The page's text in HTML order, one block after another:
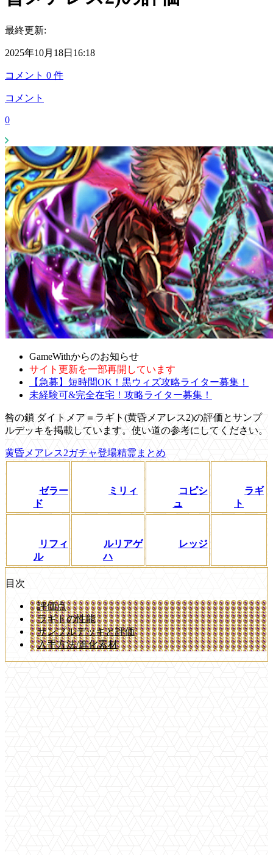
最終更新:
2025年10月18日16:18
コメント 0 件
コメント
0
GameWithからのお知らせ
サイト更新を一部再開しています
【急募】短時間OK！黒ウィズ攻略ライター募集！
未経験可&完全在宅！攻略ライター募集！
咎の鎖 ダイトメア＝ラギト(黄昏メアレス2)の評価とサンプ
ルデッキを掲載しています。使い道の参考にしてください。
黄昏メアレス2ガチャ登場精霊まとめ
ゼラー
ド
ミリィ
コピシ
ュ
ラギ
ト
リフィ
ル
ルリアゲ
ハ
レッジ
目次
評価点
ラギトの性能
サンプルデッキと評価
入手方法/進化素材